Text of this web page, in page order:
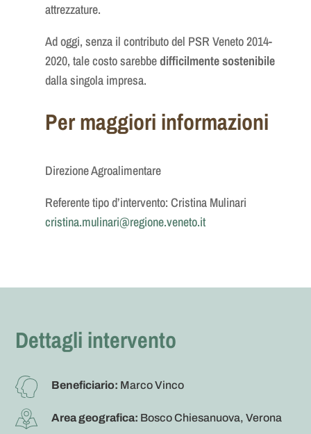
attrezzature.
Ad oggi, senza il contributo del PSR Veneto 2014-
2020, tale costo sarebbedifficilmente sostenibile
dalla singola impresa.
Per maggiori informazioni
Direzione Agroalimentare
Referente tipo d’intervento: Cristina Mulinari
cristina.mulinari@regione.veneto.it
Dettagli intervento
Beneficiario: Marco Vinco
Area geografica: Bosco Chiesanuova, Verona